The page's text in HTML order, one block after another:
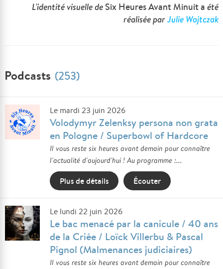
L'identité visuelle de Six Heures Avant Minuit a été
réalisée parJulie Wojtczak
Podcasts (253)
Le mardi 23 juin 2026
Volodymyr Zelenksy persona non grata
en Pologne / Superbowl of Hardcore
Il vous reste six heures avant demain pour connaître
l'actualité d'aujourd'hui ! Au programme :...
Plus de détails Écouter
Le lundi 22 juin 2026
Le bac menacé par la canicule / 40 ans
de la Criée / Loïck Villerbu & Pascal
Pignol (Malmenances judiciaires)
Il vous reste six heures avant demain pour connaître